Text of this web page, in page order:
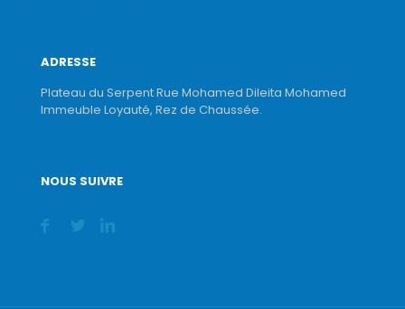
ADRESSE
Plateau du Serpent Rue Mohamed Dileita Mohamed
Immeuble Loyauté, Rez de Chaussée.
NOUS SUIVRE